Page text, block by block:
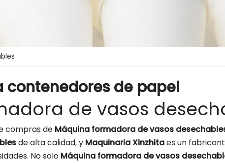
contenedores de papel
de vasos
compras de Máquina formadora de vasos
de alta calidad, y Maquinaria Xinzhitaes un
No solo Máquina formadora de vasos